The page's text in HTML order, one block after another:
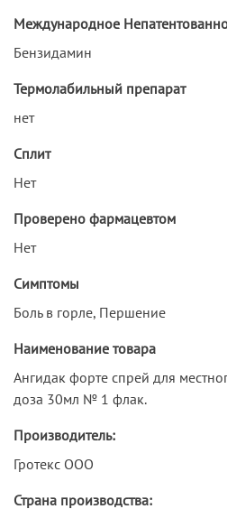
Международное
Бензидамин
Термолабильный препарат
нет
Сплит
Нет
Проверено фармацевтом
Нет
Симптомы
Боль в горле, Першение
Наименование товара
Ангидак форте спрей для
доза 30мл № 1 флак.
Производитель:
Гротекс ООО
Страна производства: